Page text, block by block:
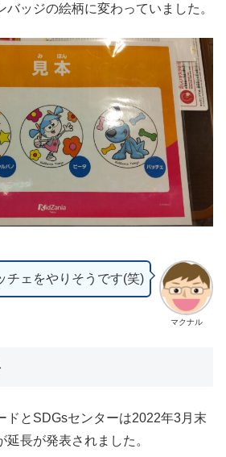
バッジの絵柄に変わっていました。
マクナル
チェをやりそうです(笑)
ドとSDGsセンターは2022年3月末
長が発表されました。